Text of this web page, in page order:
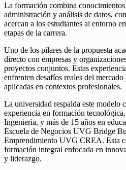
La formación combina
administración y análisis de datos,
acercan a los estudiantes al entorno
etapas de la carrera.
Uno de los pilares de la propuesta
directo con empresas y
proyectos conjuntos. Estas
enfrenten desafíos reales del
aplicadas en contextos profesionales.
La universidad respalda este modelo
experiencia en formación
Ingeniería, y más de 15 años en
Escuela de Negocios UVG Bridge
Emprendimiento UVG CREA. Esta
formación integral enfocada en
y liderazgo.